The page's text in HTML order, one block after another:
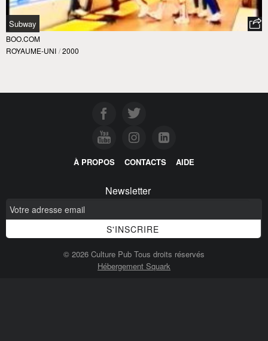
Subway
BOO.COM
ROYAUME-UNI / 2000
À PROPOS CONTACTS AIDE
Newsletter
© 2026 Culture Pub Tous droits réservés
Hébergement Squark